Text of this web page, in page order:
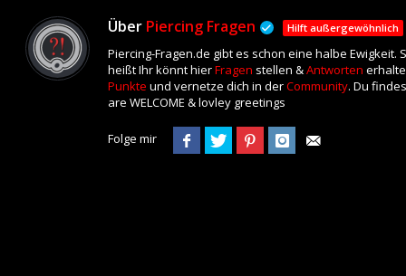
Über Piercing Fragen Hilft außergewöhnlich
Piercing-Fragen.de gibt es schon eine halbe
heißt Ihr könnt hierFragen stellen &Antworten
Punkte und vernetze dich in derCommunity. Du
are WELCOME & lovley greetings
Folge mir